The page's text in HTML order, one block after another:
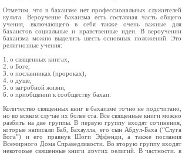
Отметим, что в бахаизме нет профессиональных служителей
культа. Вероучение бахаизма есть составная часть общего
учения, включающего в себя также очень важные для
бахаистов социальные и нравственные идеи. В вероучении
бахаизма можно выделить шесть основных положений. Это
религиозные учения:
1. о священных книгах,
2. о Боге,
3. о посланниках (пророках),
4. о душе,
5. о загробной жизни,
6. о приобщении к сообществу бахаи.
Количество священных книг в бахаизме точно не подсчитано,
но во всяком случае их более ста. Все священные книги можно
разбить на две группы. В первую группу входят сочинения,
которые написали Баб, Бахаулла, его сын Абдул-Баха (“Слуга
Бога”) и его правнук Шоги Эффенди, а также послания
Всемирного Дома Справедливости. Во вторую группу входят
некоторые священные книги других религий. В частности, в